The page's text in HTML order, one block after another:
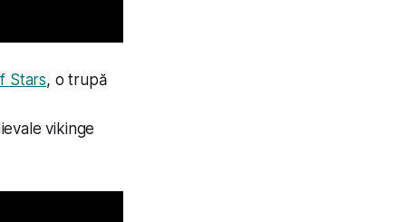
Stars, o trupă
vikinge